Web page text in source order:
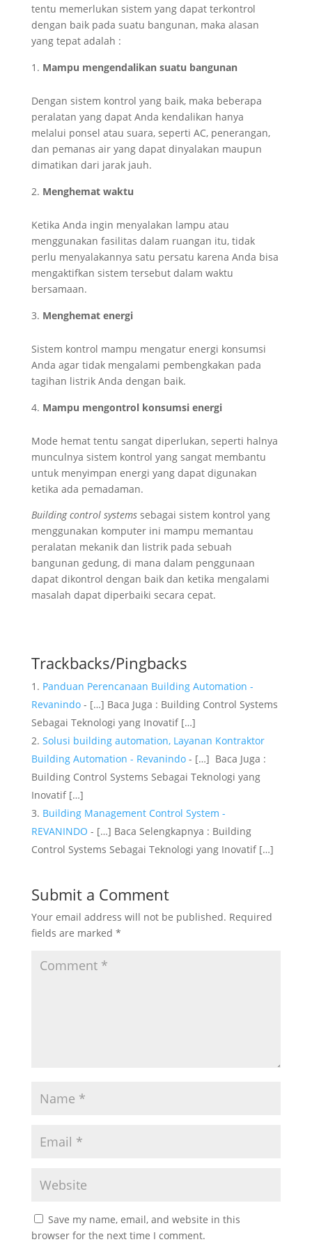
tentu memerlukan sistem yang dapat terkontrol
dengan baik pada suatu bangunan, maka alasan
yang tepat adalah :
Mampu mengendalikan suatu bangunan
Dengan sistem kontrol yang baik, maka beberapa
peralatan yang dapat Anda kendalikan hanya
melalui ponsel atau suara, seperti AC, penerangan,
dan pemanas air yang dapat dinyalakan maupun
dimatikan dari jarak jauh.
Menghemat waktu
Ketika Anda ingin menyalakan lampu atau
menggunakan fasilitas dalam ruangan itu, tidak
perlu menyalakannya satu persatu karena Anda bisa
mengaktifkan sistem tersebut dalam waktu
bersamaan.
Menghemat energi
Sistem kontrol mampu mengatur energi konsumsi
Anda agar tidak mengalami pembengkakan pada
tagihan listrik Anda dengan baik.
Mampu mengontrol konsumsi energi
Mode hemat tentu sangat diperlukan, seperti halnya
munculnya sistem kontrol yang sangat membantu
untuk menyimpan energi yang dapat digunakan
ketika ada pemadaman.
Building control systemssebagai sistem kontrol yang
menggunakan komputer ini mampu memantau
peralatan mekanik dan listrik pada sebuah
bangunan gedung, di mana dalam penggunaan
dapat dikontrol dengan baik dan ketika mengalami
masalah dapat diperbaiki secara cepat.
Trackbacks/Pingbacks
Panduan Perencanaan Building Automation -
Revanindo- […] Baca Juga : Building Control Systems
Sebagai Teknologi yang Inovatif […]
Solusi building automation, Layanan Kontraktor
Building Automation - Revanindo- […] Baca Juga :
Building Control Systems Sebagai Teknologi yang
Inovatif […]
Building Management Control System -
REVANINDO - […] Baca Selengkapnya : Building
Control Systems Sebagai Teknologi yang Inovatif […]
Submit a Comment
Your email address will not be published. Required
fields are marked *
Save my name, email, and website in this
browser for the next time I comment.